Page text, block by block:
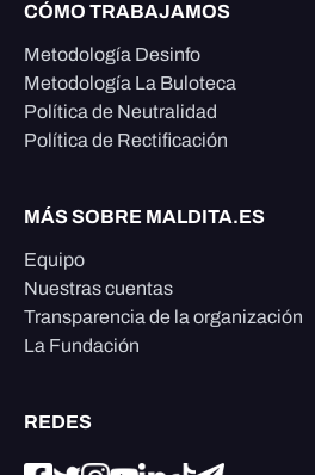
CÓMO TRABAJAMOS
Metodología Desinfo
Metodología La Buloteca
Política de Neutralidad
Política de Rectificación
MÁS SOBRE MALDITA.ES
Equipo
Nuestras cuentas
Transparencia de la organización
La Fundación
REDES